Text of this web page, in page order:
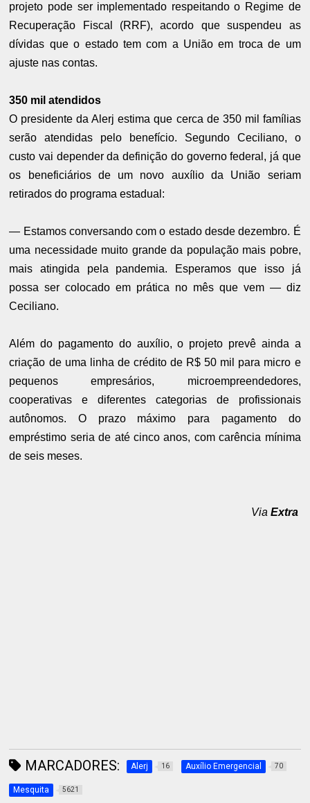
projeto pode ser implementado respeitando o Regime de
Recuperação Fiscal (RRF), acordo que suspendeu as
dívidas que o estado tem com a União em troca de um
ajuste nas contas.
350 mil atendidos
O presidente da Alerj estima que cerca de 350 mil famílias
serão atendidas pelo benefício. Segundo Ceciliano, o
custo vai depender da definição do governo federal, já que
os beneficiários de um novo auxílio da União seriam
retirados do programa estadual:
— Estamos conversando com o estado desde dezembro. É
uma necessidade muito grande da população mais pobre,
mais atingida pela pandemia. Esperamos que isso já
possa ser colocado em prática no mês que vem — diz
Ceciliano.
Além do pagamento do auxílio, o projeto prevê ainda a
criação de uma linha de crédito de R$ 50 mil para micro e
pequenos empresários, microempreendedores,
cooperativas e diferentes categorias de profissionais
autônomos. O prazo máximo para pagamento do
empréstimo seria de até cinco anos, com carência mínima
de seis meses.
Via Extra
MARCADORES: Alerj 16 Auxílio Emergencial 70
Mesquita 5621